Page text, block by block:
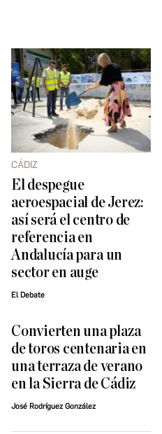
CÁDIZ
El despegue
aeroespacial de Jerez:
así será el centro de
referencia en
Andalucía para un
sector en auge
El Debate
Convierten una plaza
de toros centenaria en
una terraza de verano
en la Sierra de Cádiz
José Rodríguez González